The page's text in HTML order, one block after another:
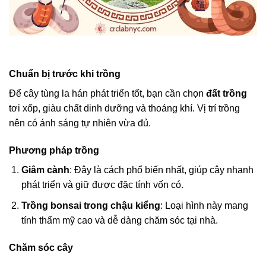
Chuẩn bị trước khi trồng
Để cây tùng la hán phát triển tốt, bạn cần chọn đất trồng
tơi xốp, giàu chất dinh dưỡng và thoáng khí. Vị trí trồng
nên có ánh sáng tự nhiên vừa đủ.
Phương pháp trồng
Giâm cành: Đây là cách phổ biến nhất, giúp cây nhanh
phát triển và giữ được đặc tính vốn có.
Trồng bonsai trong chậu kiểng: Loại hình này mang
tính thẩm mỹ cao và dễ dàng chăm sóc tại nhà.
Chăm sóc cây